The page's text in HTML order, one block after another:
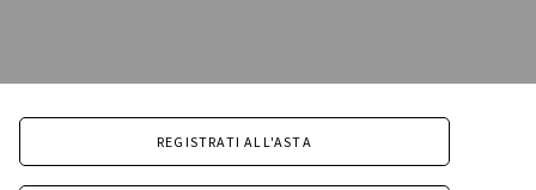
REGISTRATI ALL'ASTA